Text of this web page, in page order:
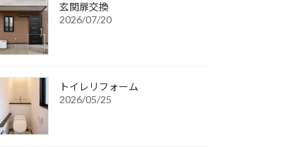
玄関扉交換
2026/07/20
トイレリフォーム
2026/05/25